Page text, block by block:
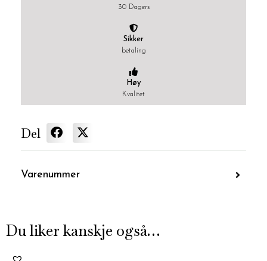
30 Dagers
Sikker
betaling
Høy
Kvalitet
Del
Varenummer
Du liker kanskje også…